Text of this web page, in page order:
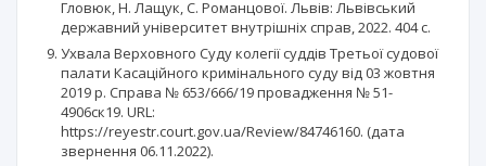
Гловюк, Н. Лащук, С. Романцової. Львів: Львівський
державний університет внутрішніх справ, 2022. 404 с.
Ухвала Верховного Суду колегії суддів Третьої судової
палати Касаційного кримінального суду від 03 жовтня
2019 р. Справа № 653/666/19 провадження № 51-
4906ск19. URL:
https://reyestr.court.gov.ua/Review/84746160. (дата
звернення 06.11.2022).